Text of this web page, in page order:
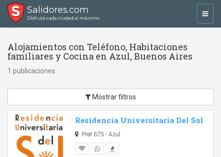
Salidores.com
Disfrutá cada ciudad al máximo
Alojamientos con Teléfono, Habitaciones
familiares y Cocina en Azul, Buenos Aires
1 publicaciones
Mostrar filtros
Residencia Universitaria Del Sol
Prat 675 - Azul